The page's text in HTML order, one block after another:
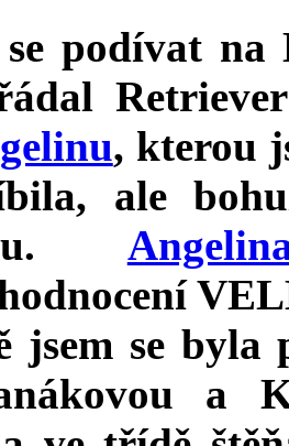
podívat na
, kterou
ale
jsem se
a